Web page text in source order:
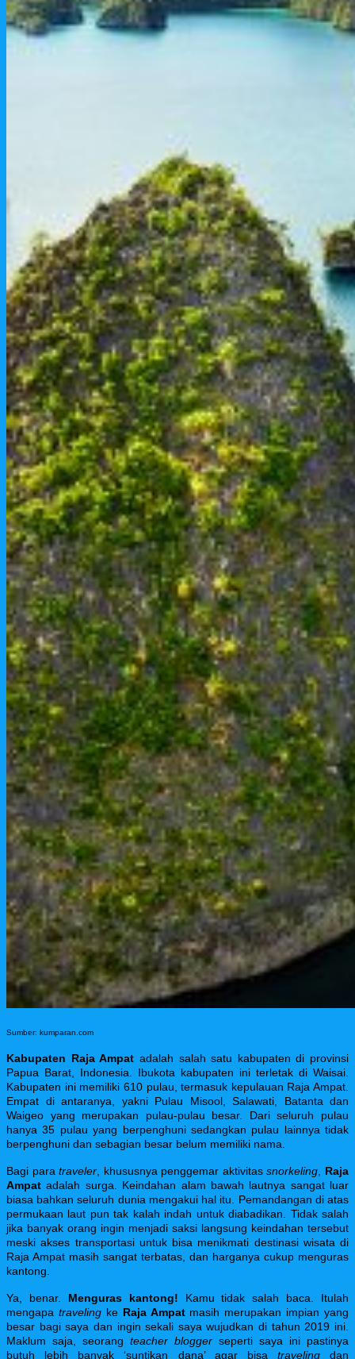
Sumber: kumparan.com
Kabupaten Raja Ampat adalah salah satu kabupaten di provinsi
Papua Barat, Indonesia. Ibukota kabupaten ini terletak di Waisai.
Kabupaten ini memiliki 610 pulau, termasuk kepulauan Raja Ampat.
Empat di antaranya, yakni Pulau Misool, Salawati, Batanta dan
Waigeo yang merupakan pulau-pulau besar. Dari seluruh pulau
hanya 35 pulau yang berpenghuni sedangkan pulau lainnya tidak
berpenghuni dan sebagian besar belum memiliki nama.
Bagi paratraveler, khususnya penggemar aktivitassnorkeling, Raja
Ampat adalah surga. Keindahan alam bawah lautnya sangat luar
biasa bahkan seluruh dunia mengakui hal itu. Pemandangan di atas
permukaan laut pun tak kalah indah untuk diabadikan. Tidak salah
jika banyak orang ingin menjadi saksi langsung keindahan tersebut
meski akses transportasi untuk bisa menikmati destinasi wisata di
Raja Ampat masih sangat terbatas, dan harganya cukup menguras
kantong.
Ya, benar. Menguras kantong! Kamu tidak salah baca. Itulah
mengapa travelingke Raja Ampatmasih merupakan impian yang
besar bagi saya dan ingin sekali saya wujudkan di tahun 2019 ini.
Maklum saja, seorang teacher blogger seperti saya ini pastinya
butuh lebih banyak ‘suntikan dana’ agar bisa travelingdan